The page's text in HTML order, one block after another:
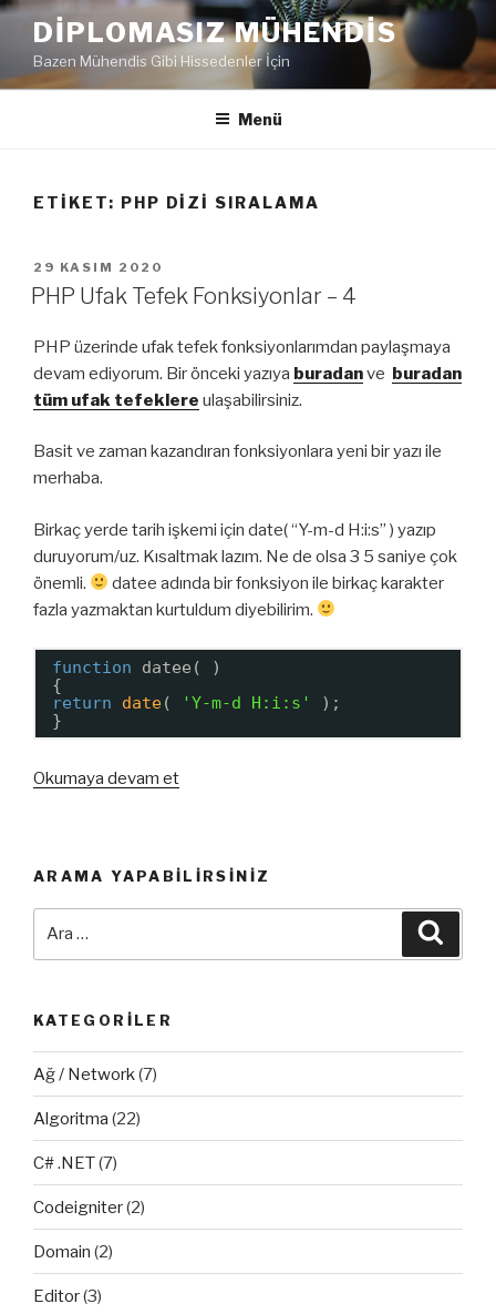
İçeriğe
DIPLOMASIZ MÜHENDIS
Bazen Mühendis Gibi Hissedenler İçin
Menü
ETIKET: PHP DIZI SIRALAMA
YAYIM
TARIHI
29 KASIM 2020
PHP Ufak Tefek Fonksiyonlar – 4
PHP üzerinde ufak tefek fonksiyonlarımdan paylaşmaya
devam ediyorum. Bir önceki yazıya buradanve buradan
tüm ufak tefeklere ulaşabilirsiniz.
Basit ve zaman kazandıran fonksiyonlara yeni bir yazı ile
merhaba.
Birkaç yerde tarih işkemi için date( “Y-m-d H:i:s” ) yazıp
duruyorum/uz. Kısaltmak lazım. Ne de olsa 3 5 saniye çok
önemli.
datee adında bir fonksiyon ile birkaç karakter
fazla yazmaktan kurtuldum diyebilirim.
function
datee( )
{
return
date( 'Y-m-d H:i:s'
);
}
Okumaya devam et“PHP
–
4”
ARAMA YAPABILIRSINIZ
KATEGORILER
Ağ / Network(7)
Algoritma (22)
C# .NET(7)
Codeigniter(2)
Domain (2)
Editor(3)